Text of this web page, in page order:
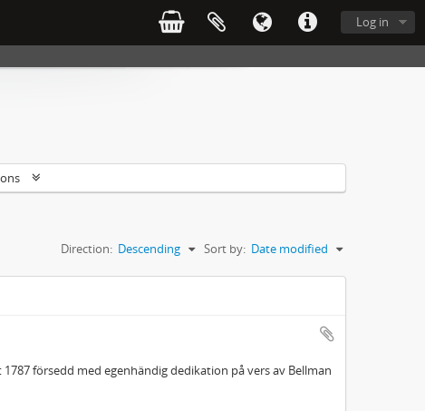
Log in
Sort by: Date modified
Direction: Descending
försedd med egenhändig dedikation på vers av Bellman